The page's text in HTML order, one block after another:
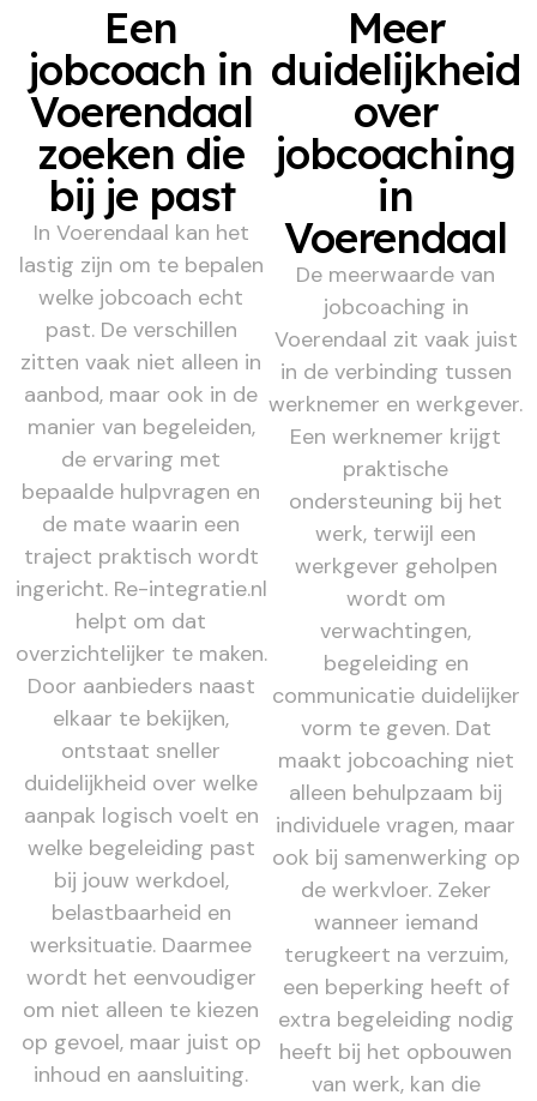
Een
jobcoach in
Voerendaal
zoeken die
bij je past
In Voerendaal kan het
lastig zijn om te bepalen
welke jobcoach echt
past. De verschillen
zitten vaak niet alleen in
aanbod, maar ook in de
manier van begeleiden,
de ervaring met
bepaalde hulpvragen en
de mate waarin een
traject praktisch wordt
ingericht. Re-integratie.nl
helpt om dat
overzichtelijker te maken.
Door aanbieders naast
elkaar te bekijken,
ontstaat sneller
duidelijkheid over welke
aanpak logisch voelt en
welke begeleiding past
bij jouw werkdoel,
belastbaarheid en
werksituatie. Daarmee
wordt het eenvoudiger
om niet alleen te kiezen
op gevoel, maar juist op
inhoud en aansluiting.
Meer
duidelijkheid
over
jobcoaching
in
Voerendaal
De meerwaarde van
jobcoaching in
Voerendaal zit vaak juist
in de verbinding tussen
werknemer en werkgever.
Een werknemer krijgt
praktische
ondersteuning bij het
werk, terwijl een
werkgever geholpen
wordt om
verwachtingen,
begeleiding en
communicatie duidelijker
vorm te geven. Dat
maakt jobcoaching niet
alleen behulpzaam bij
individuele vragen, maar
ook bij samenwerking op
de werkvloer. Zeker
wanneer iemand
terugkeert na verzuim,
een beperking heeft of
extra begeleiding nodig
heeft bij het opbouwen
van werk, kan die